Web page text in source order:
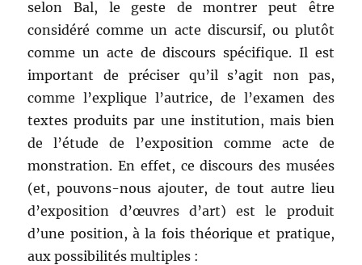
selon Bal, le geste de montrer peut être
considéré comme un acte discursif, ou plutôt
comme un acte de discours spécifique. Il est
important de préciser qu’il s’agit non pas,
comme l’explique l’autrice, de l’examen des
textes produits par une institution, mais bien
de l’étude de l’exposition comme acte de
monstration. En effet, ce discours des musées
(et, pouvons-nous ajouter, de tout autre lieu
d’exposition d’œuvres d’art) est le produit
d’une position, à la fois théorique et pratique,
aux possibilités multiples :